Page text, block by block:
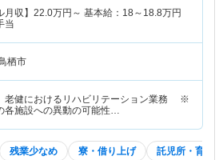
月収】 22.0万円～ 基本給：18～18.8万円
当
栖市
老健におけるリハビリテーション業務 ※
各施設への異動の可能性…
残業少なめ 寮・借り上げ 託児所・育児